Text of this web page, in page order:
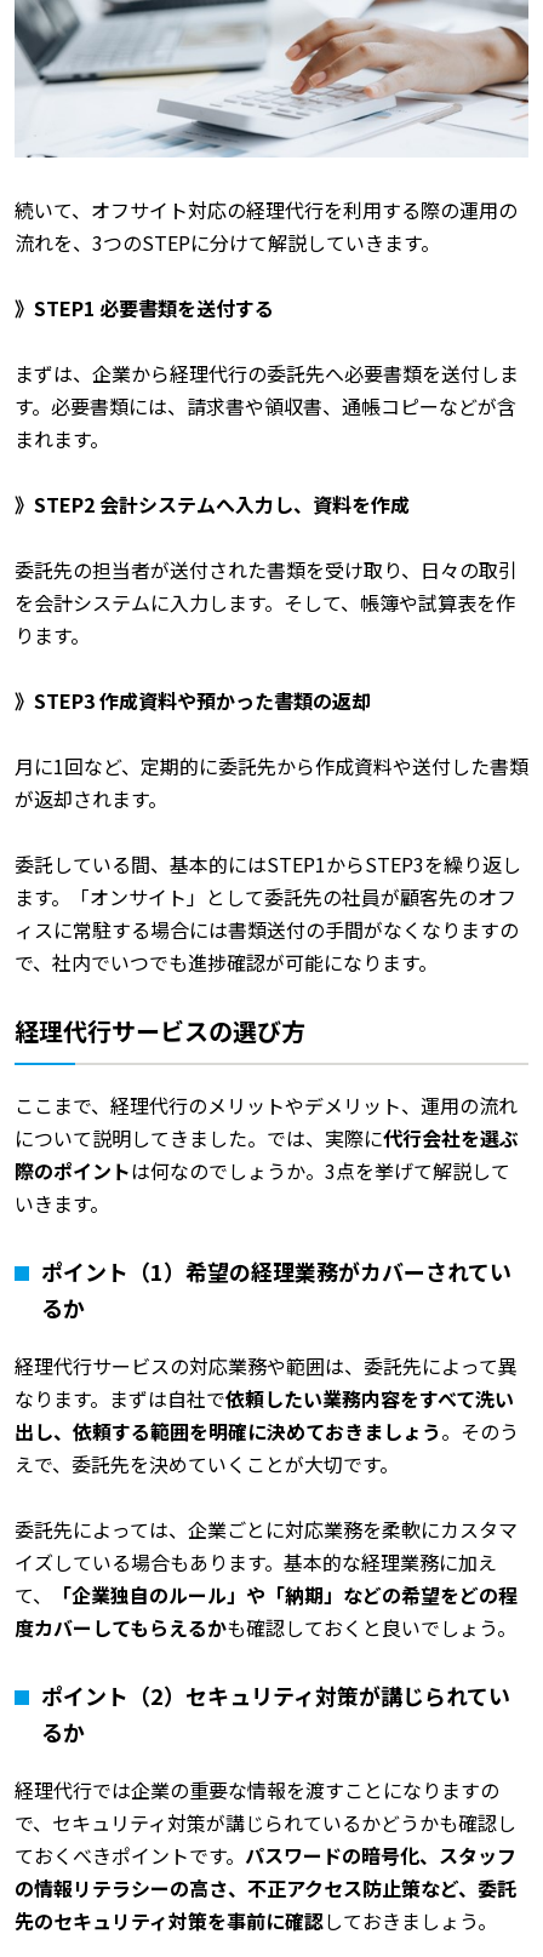
続いて、オフサイト対応の経理代行を利用する際の運用の
流れを、3つのSTEPに分けて解説していきます。
》STEP1 必要書類を送付する
まずは、企業から経理代行の委託先へ必要書類を送付しま
す。必要書類には、請求書や領収書、通帳コピーなどが含
まれます。
》STEP2 会計システムへ入力し、資料を作成
委託先の担当者が送付された書類を受け取り、日々の取引
を会計システムに入力します。そして、帳簿や試算表を作
ります。
》STEP3 作成資料や預かった書類の返却
月に1回など、定期的に委託先から作成資料や送付した書類
が返却されます。
委託している間、基本的にはSTEP1からSTEP3を繰り返し
ます。「オンサイト」として委託先の社員が顧客先のオフ
ィスに常駐する場合には書類送付の手間がなくなりますの
で、社内でいつでも進捗確認が可能になります。
経理代行サービスの選び方
ここまで、経理代行のメリットやデメリット、運用の流れ
について説明してきました。では、実際に代行会社を選ぶ
際のポイントは何なのでしょうか。3点を挙げて解説して
いきます。
ポイント（1）希望の経理業務がカバーされてい
るか
経理代行サービスの対応業務や範囲は、委託先によって異
なります。まずは自社で依頼したい業務内容をすべて洗い
出し、依頼する範囲を明確に決めておきましょう。そのう
えで、委託先を決めていくことが大切です。
委託先によっては、企業ごとに対応業務を柔軟にカスタマ
イズしている場合もあります。基本的な経理業務に加え
て、
「企業独自のルール」や「納期」などの希望をどの程
度カバーしてもらえるかも確認しておくと良いでしょう。
ポイント（2）セキュリティ対策が講じられてい
るか
経理代行では企業の重要な情報を渡すことになりますの
で、セキュリティ対策が講じられているかどうかも確認し
ておくべきポイントです。 パスワードの暗号化、スタッフ
の情報リテラシーの高さ、不正アクセス防止策など、委託
先のセキュリティ対策を事前に確認しておきましょう。